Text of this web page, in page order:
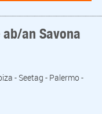
an Savona
- Seetag - Palermo -